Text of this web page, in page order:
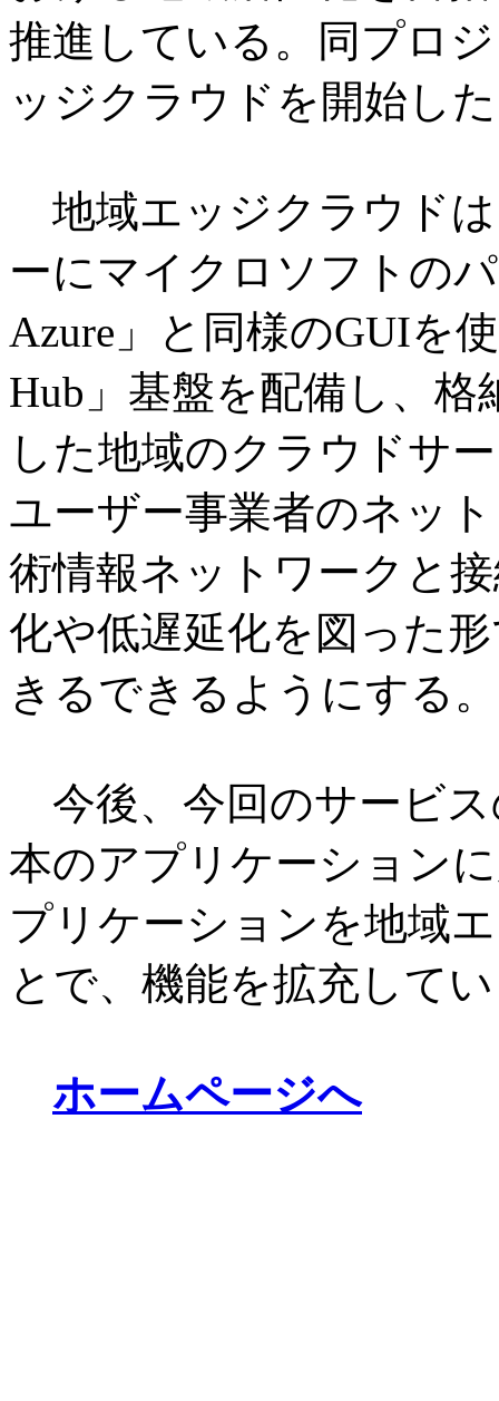
推進している。同プロ
ッジクラウドを開始し
地域エッジクラウド
ーにマイクロソフトの
Azure」と同様のGUIを
Hub」基盤を配備し、
した地域のクラウドサ
ユーザー事業者のネッ
術情報ネットワークと
化や低遅延化を図った
きるできるようにする。
今後、今回のサービ
本のアプリケーション
プリケーションを地域
とで、機能を拡充して
ホームページへ